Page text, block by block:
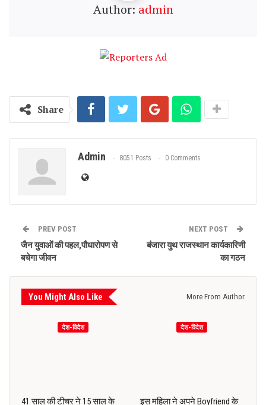
Author: admin
Share
Admin 8051 Posts 0 Comments
PREV POST
जैन युवाओं की पहल,पौधारोपण से
बचेगा जीवन
NEXT POST
बंजारा युथ राजस्थान कार्यकारिणी
का गठन
You Might Also Like More From Author
देश-विदेश
41 साल की टीचर ने 15 साल के
देश-विदेश
इस महिला ने अपने Boyfriend के